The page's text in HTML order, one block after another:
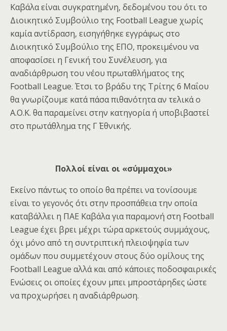
Καβάλα είναι συγκρατημένη, δεδομένου του ότι το
Διοικητικό Συμβούλιο της Football League χωρίς
καμία αντίδραση, εισηγήθηκε εγγράφως στο
Διοικητικό Συμβούλιο της ΕΠΟ, προκειμένου να
αποφασίσει η Γενική του Συνέλευση, για
αναδιάρθρωση του νέου πρωταθλήματος της
Football League. Έτσι το βράδυ της Τρίτης 6 Μαΐου
θα γνωρίζουμε κατά πάσα πιθανότητα αν τελικά ο
Α.Ο.Κ. θα παραμείνει στην κατηγορία ή υποβιβαστεί
στο πρωτάθλημα της Γ΄ Εθνικής.
Πολλοί είναι οι «σύμμαχοι»
Εκείνο πάντως το οποίο θα πρέπει να τονίσουμε
είναι το γεγονός ότι στην προσπάθεια την οποία
καταβάλλει η ΠΑΕ Καβάλα για παραμονή στη Football
League έχει βρει μέχρι τώρα αρκετούς συμμάχους,
όχι μόνο από τη συντριπτική πλειοψηφία των
ομάδων που συμμετέχουν στους δύο ομίλους της
Football League αλλά και από κάποιες ποδοσφαιρικές
Ενώσεις οι οποίες έχουν μπει μπροστάρηδες ώστε
να προχωρήσει η αναδιάρθρωση.